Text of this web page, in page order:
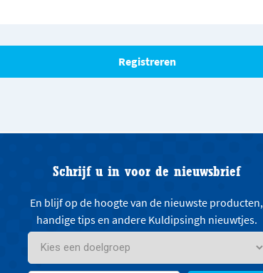
Schrijf u in voor de nieuwsbrief
En blijf op de hoogte van de nieuwste producten,
handige tips en andere Kuldipsingh nieuwtjes.